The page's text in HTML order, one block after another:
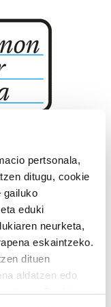
pertsonala,
ditugu, cookie
gailuko
eduki
neurketa,
eskaintzeko.
dituen
aldatzen edo